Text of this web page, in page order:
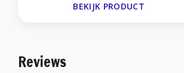
BEKIJK PRODUCT
Reviews